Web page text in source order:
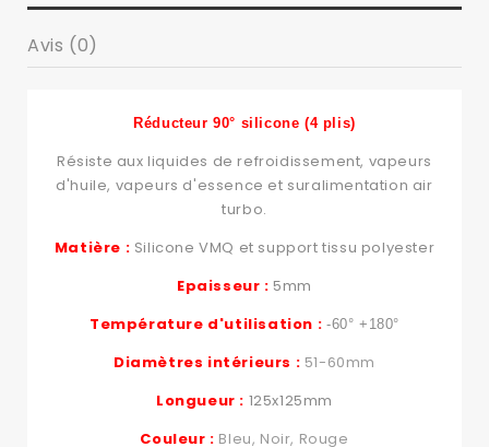
Avis (0)
Réducteur 90° silicone (4 plis)
Résiste aux liquides de refroidissement, vapeurs
d'huile, vapeurs d'essence et suralimentation air
turbo.
Matière : Silicone VMQ et support tissu polyester
Epaisseur : 5mm
Température d'utilisation : -60° +180°
Diamètres intérieurs : 51-60mm
Longueur : 125x125mm
Couleur : Bleu, Noir, Rouge